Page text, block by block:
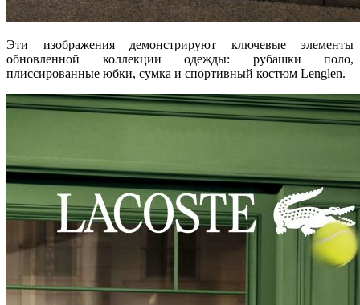
Эти изображения демонстрируют ключевые элементы
обновленной коллекции одежды: рубашки поло,
плиссированные юбки, сумка и спортивный костюм Lenglen.